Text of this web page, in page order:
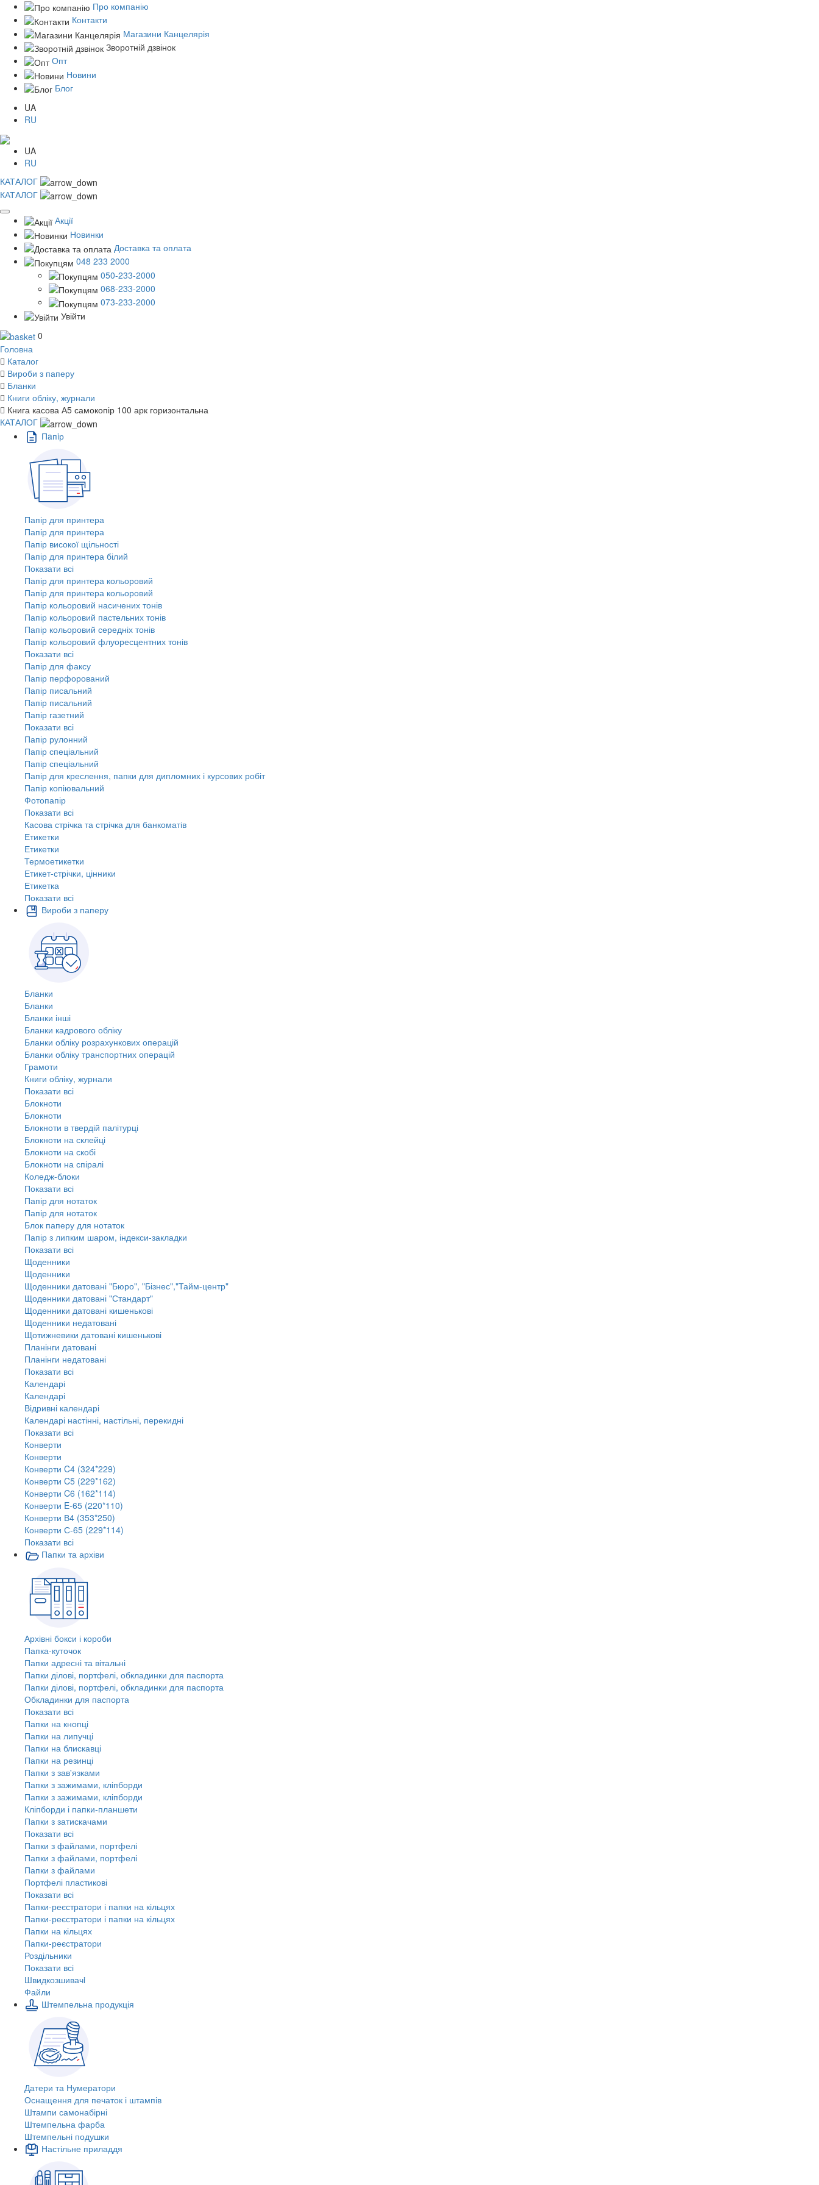
Про компанію
Контакти
Магазини Канцелярія
Зворотній дзвінок
Опт
Новини
Блог
UA
RU
UA
RU
КАТАЛОГ
КАТАЛОГ
Акції
Новинки
Доставка та оплата
048 233 2000
050-233-2000
068-233-2000
073-233-2000
Увійти
0
Головна
Каталог
Вироби з паперу
Бланки
Книги обліку, журнали
Книга касова А5 самокопір 100 арк горизонтальна
КАТАЛОГ
Пaпiр
Папір для принтера
Папір для принтера
Папір високої щільності
Папір для принтера білий
Показати всі
Папір для принтера кольоровий
Папір для принтера кольоровий
Папір кольоровий насичених тонів
Папір кольоровий пастельних тонів
Папір кольоровий середніх тонів
Папір кольоровий флуоресцентних тонів
Показати всі
Папір для факсу
Папір перфорований
Папір писальний
Папір писальний
Папір газетний
Показати всі
Папір рулонний
Папір спеціальний
Папір спеціальний
Папір для креслення, папки для дипломних і курсових робіт
Папір копіювальний
Фотопапір
Показати всі
Касова стрічка та стрічка для банкоматів
Етикетки
Етикетки
Термоетикетки
Етикет-стрічки, цінники
Етикетка
Показати всі
Вироби з паперу
Бланки
Бланки
Бланки інші
Бланки кадрового обліку
Бланки обліку розрахункових операцій
Бланки обліку транспортних операцій
Грамоти
Книги обліку, журнали
Показати всі
Блокноти
Блокноти
Блокноти в твердій палітурці
Блокноти на склейці
Блокноти на скобі
Блокноти на спіралі
Коледж-блоки
Показати всі
Папір для нотаток
Папір для нотаток
Блок паперу для нотаток
Папір з липким шаром, індекси-закладки
Показати всі
Щоденники
Щоденники
Щоденники датовані "Бюро", "Бізнес","Тайм-центр"
Щоденники датовані "Стандарт"
Щоденники датовані кишенькові
Щоденники недатовані
Щотижневики датовані кишенькові
Планінги датовані
Планінги недатовані
Показати всі
Календарі
Календарі
Відривні календарі
Календарі настінні, настільні, перекидні
Показати всі
Конверти
Конверти
Конверти C4 (324*229)
Конверти C5 (229*162)
Конверти C6 (162*114)
Конверти E-65 (220*110)
Конверти В4 (353*250)
Конверти С-65 (229*114)
Показати всі
Папки та архіви
Архівні бокси і короби
Папка-куточок
Папки адресні та вітальні
Папки ділові, портфелі, обкладинки для паспорта
Папки ділові, портфелі, обкладинки для паспорта
Обкладинки для паспорта
Показати всі
Папки на кнопці
Папки на липучці
Папки на блискавці
Папки на резинці
Папки з зав'язками
Папки з зажимами, кліпборди
Папки з зажимами, кліпборди
Кліпборди і папки-планшети
Папки з затискачами
Показати всі
Папки з файлами, портфелі
Папки з файлами, портфелі
Папки з файлами
Портфелі пластикові
Показати всі
Папки-реєстратори і папки на кільцях
Папки-реєстратори і папки на кільцях
Папки на кільцях
Папки-реєстратори
Роздільники
Показати всі
Швидкозшивачi
Файли
Штемпельна продукція
Датери та Нумератори
Оснащення для печаток і штампів
Штампи самонабірні
Штемпельна фарба
Штемпельні подушки
Настільне приладдя